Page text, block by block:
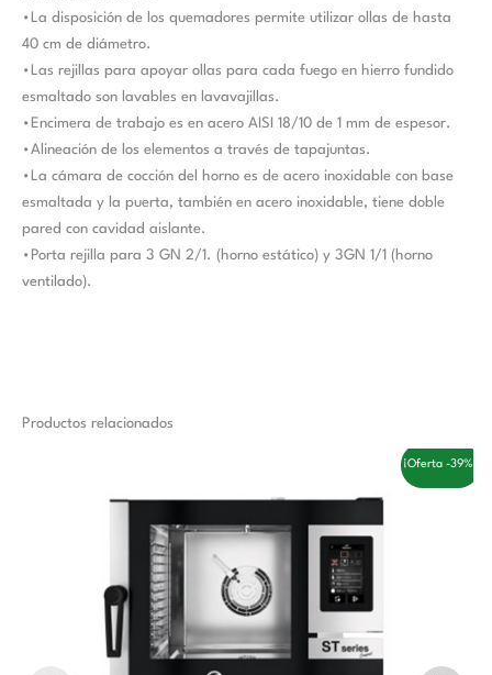
•La disposición de los quemadores permite utilizar ollas de hasta
40 cm de diámetro.
•Las rejillas para apoyar ollas para cada fuego en hierro fundido
esmaltado son lavables en lavavajillas.
•Encimera de trabajo es en acero AISI 18/10 de 1 mm de espesor.
•Alineación de los elementos a través de tapajuntas.
•La cámara de cocción del horno es de acero inoxidable con base
esmaltada y la puerta, también en acero inoxidable, tiene doble
pared con cavidad aislante.
•Porta rejilla para 3 GN 2/1. (horno estático) y 3GN 1/1 (horno
ventilado).
Productos relacionados
¡Oferta -39%!
6.200,00 €.3.770,00 €.